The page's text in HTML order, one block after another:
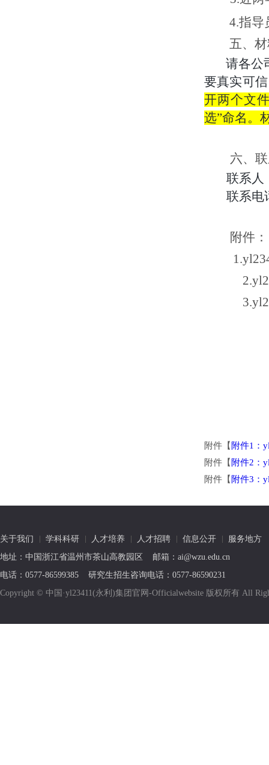
4.指导
五、
请各公
要真实可
开两个文
选”命名。
六、
联系人
联系电
附件：
1.
2.
3.
附件【 附件1：
附件【 附件2：
附件【 附件3：
关于我们 学科科研 人才培养 人才招聘 信息公开
服务地方
地址：中国浙江省温州市茶山高教园区 邮箱：ai@wzu.edu.cn
电话：0577-86599385 研究生招生咨询电话：0577-86590231
Copyright © 中国·yl23411(永利)集团官网-Officialwebsite 版权所有 All